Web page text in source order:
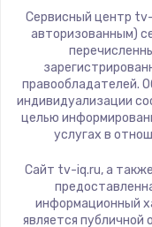
Сервисный центр
авторизованным)
правообладателей.
индивидуализации
целью
услугах в
Сайт tv-iq.ru, а
информационный
является публичной